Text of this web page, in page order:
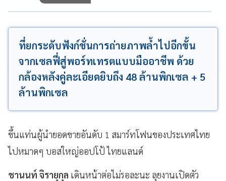
ที่ยกระดับฟังก์ชั่นการถ่ายภาพล้ำไปอีกขั้น
จากเซลฟี่สู่พอร์ทเทรตแบบมืออาชีพ ด้วย
กล้องหลังคู่ละเอียดยิบถึง 48 ล้านพิกเซล + 5
ล้านพิกเซล
ขึ้นแท่นผู้นำยอดขายอันดับ 1 สมาร์ทโฟนของประเทศไทย
ไปหมาดๆ บอสใหญ่ออปโป้ ไทยแลนด์
ชานนท์ จิรายุกุล เดินหน้าต่อไม่รอละนะ ลุยงานเปิดตัว